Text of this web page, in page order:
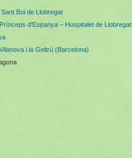
Boi de Llobregat
d'Espanya – Hospitalet de Llobregat
i la Geltrú (Barcelona)